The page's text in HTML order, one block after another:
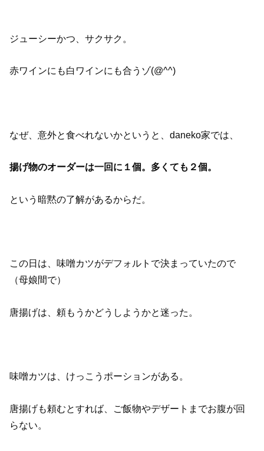
ジューシーかつ、サクサク。
赤ワインにも白ワインにも合うゾ(@^^)
なぜ、意外と食べれないかというと、daneko家では、
揚げ物のオーダーは一回に１個。多くても２個。
という暗黙の了解があるからだ。
この日は、味噌カツがデフォルトで決まっていたので
（母娘間で）
唐揚げは、頼もうかどうしようかと迷った。
味噌カツは、けっこうポーションがある。
唐揚げも頼むとすれば、ご飯物やデザートまでお腹が回
らない。